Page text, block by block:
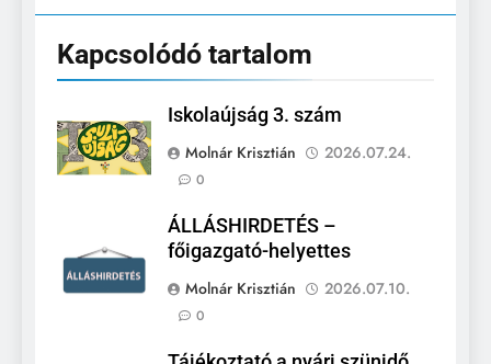
Kapcsolódó tartalom
Iskolaújság 3. szám
Molnár Krisztián
2026.07.24.
0
ÁLLÁSHIRDETÉS –
főigazgató-helyettes
Molnár Krisztián
2026.07.10.
0